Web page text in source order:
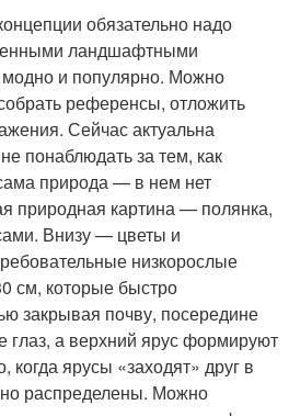
обязательно надо
ландшафтными
модно и популярно. Можно
референсы, отложить
Сейчас актуальна
понаблюдать за тем, как
природа — в нем нет
природная картина — полянка,
Внизу — цветы и
низкорослые
см, которые быстро
закрывая почву, посередине
глаз, а верхний ярус формируют
когда ярусы «заходят» друг в
распределены. Можно